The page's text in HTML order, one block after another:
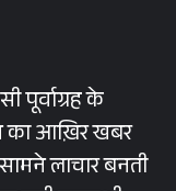
पूर्वाग्रह के
का आख़िर खबर
लाचार बनती